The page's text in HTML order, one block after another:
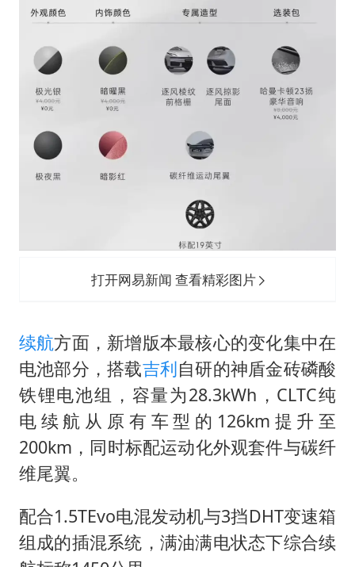
打开网易新闻 查看精彩图片
续航方面，新增版本最核心的变化集中在
电池部分，搭载吉利自研的神盾金砖磷酸
铁锂电池组，容量为28.3kWh，CLTC纯
电续航从原有车型的126km提升至
200km，同时标配运动化外观套件与碳纤
维尾翼。
配合1.5TEvo电混发动机与3挡DHT变速箱
组成的插混系统，满油满电状态下综合续